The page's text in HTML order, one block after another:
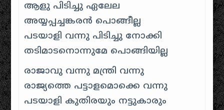
ആളു പിടിച്ചു ഏലേല
അയ്യപ്പച്ചങ്കരൻ പൊങ്ങീല്ല
പടയാളി വന്നു പിടിച്ചു നോക്കി
തടിമാടനൊന്നുമേ പൊങ്ങിയില്ല
രാജാവു വന്നു മന്ത്രി വന്നു
രാജ്യത്തെ പട്ടാളമൊക്കെ വന്നു
പടയാളി കുതിരയും നട്ടുകാരും